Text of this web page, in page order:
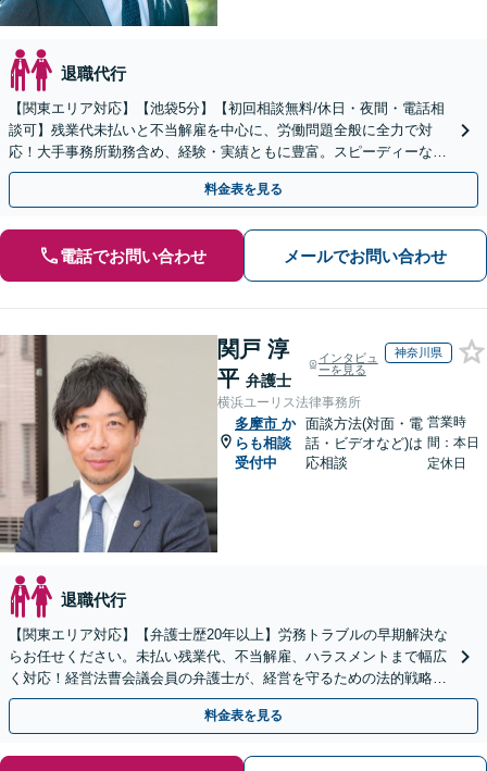
退職代行
【関東エリア対応】【池袋5分】【初回相談無料/休日・夜間・電話相
談可】残業代未払いと不当解雇を中心に、労働問題全般に全力で対
応！大手事務所勤務含め、経験・実績ともに豊富。スピーディーな対
応が信条で、早期解決【弁護士は頼りになると言われたい】
料金表を見る
電話でお問い合わせ メールでお問い合わせ
関戸 淳
平 弁護士
インタビュ
ーを見る
神奈川県
横浜ユーリス法律事務所
多摩市 か
らも相談
受付中
面談方法(対面・電
話・ビデオなど)は
応相談
営業時
間：本日
定休日
退職代行
【関東エリア対応】【弁護士歴20年以上】労務トラブルの早期解決な
らお任せください。未払い残業代、不当解雇、ハラスメントまで幅広
く対応！経営法曹会議会員の弁護士が、経営を守るための法的戦略を
提案します【夜間や休日相談も対応可能】
料金表を見る